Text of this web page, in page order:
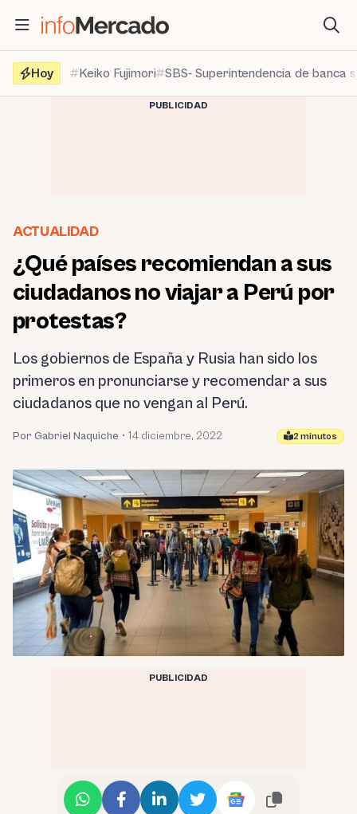
contenido
Hoy
Keiko Fujimori SBS- Superintendencia de banca
PUBLICIDAD
ACTUALIDAD
¿Qué países recomiendan a sus
ciudadanos no viajar a Perú por
protestas?
Los gobiernos de España y Rusia han sido los
primeros en pronunciarse y recomendar a sus
ciudadanos que no vengan al Perú.
Por Gabriel Naquiche • 14 diciembre, 2022 2 minutos
PUBLICIDAD